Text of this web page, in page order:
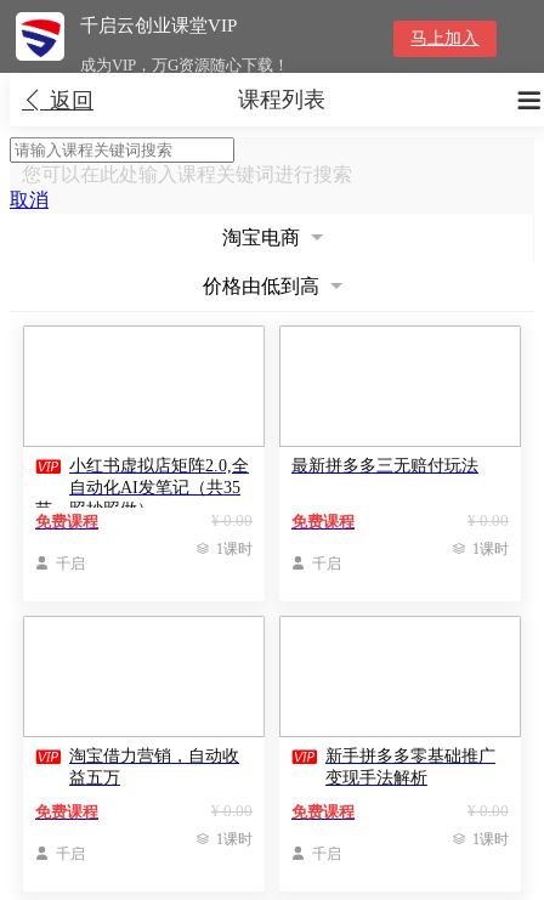
千启云创业课堂VIP
成为VIP，万G资源随心下载！
马上加入
 返回 
课程列表
您可以在此处输入课程关键词进行搜索
取消
淘宝电商
价格由低到高
 小红书虚拟店矩阵2.0,全
自动化AI发笔记（共35
节，照抄照做）
¥ 0.00
免费课程
 千启
 1课时
最新拼多多三无赔付玩法
¥ 0.00
免费课程
 千启
 1课时
 淘宝借力营销，自动收
益五万
¥ 0.00
免费课程
 千启
 1课时
 新手拼多多零基础推广
变现手法解析
¥ 0.00
免费课程
 千启
 1课时